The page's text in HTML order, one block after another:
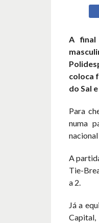
A final
coloca
do Sal
Para
numa
A
Tie-
a 2.
Já a